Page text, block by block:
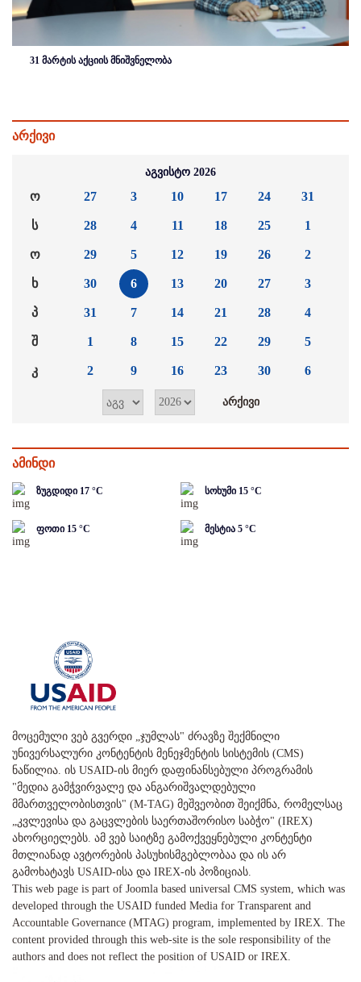
31 მარტის აქციის მნიშვნელობა
არქივი
აგვისტო 2026
ო
ს
ო
ხ
პ
შ
კ
27
28
29
30
31
1
2
3
4
5
6
7
8
9
10
11
12
13
14
15
16
17
18
19
20
21
22
23
24
25
26
27
28
29
30
31
1
2
3
4
5
6
ამინდი
ზუგდიდი 17 °C სოხუმი 15 °C
ფოთი 15 °C მესტია 5 °C
მოცემული ვებ გვერდი „ჯუმლას" ძრავზე შექმნილი
უნივერსალური კონტენტის მენეჯმენტის სისტემის (CMS)
ნაწილია. ის USAID-ის მიერ დაფინანსებული პროგრამის
"მედია გამჭვირვალე და ანგარიშვალდებული
მმართველობისთვის" (M-TAG) მეშვეობით შეიქმნა, რომელსაც
„კვლევისა და გაცვლების საერთაშორისო საბჭო" (IREX)
ახორციელებს. ამ ვებ საიტზე გამოქვეყნებული კონტენტი
მთლიანად ავტორების პასუხისმგებლობაა და ის არ
გამოხატავს USAID-ისა და IREX-ის პოზიციას.
This web page is part of Joomla based universal CMS system, which was
developed through the USAID funded Media for Transparent and
Accountable Governance (MTAG) program, implemented by IREX. The
content provided through this web-site is the sole responsibility of the
authors and does not reflect the position of USAID or IREX.